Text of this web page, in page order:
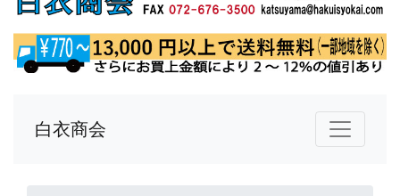
白衣商会